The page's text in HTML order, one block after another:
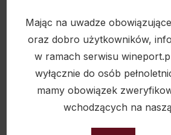
Mając na uwadze
oraz dobro użytkowników,
w ramach serwisu
wyłącznie do osób
mamy obowiązek
wchodzących na